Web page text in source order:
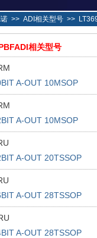
>> ADI相关型号>>
相关型号
A-OUT 10MSOP
A-OUT 10MSOP
A-OUT 20TSSOP
A-OUT 28TSSOP
A-OUT 28TSSOP